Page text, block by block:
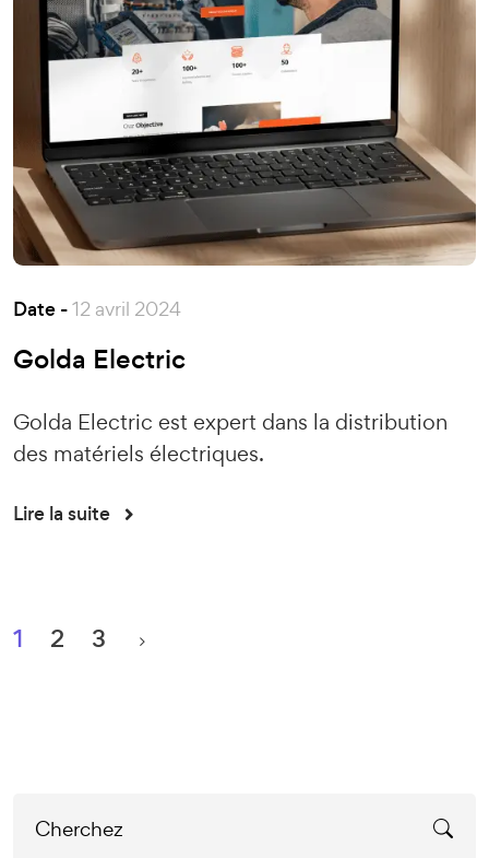
Date -12 avril 2024
Golda Electric
Golda Electric est expert dans la distribution
des matériels électriques.
Lire la suite
1 2 3